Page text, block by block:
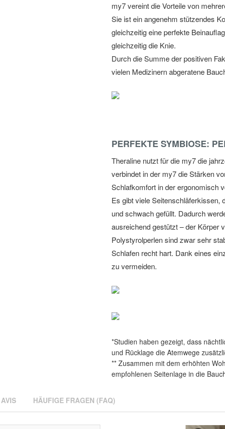
my7 vereint die Vorteile von
Sie ist ein angenehm stützendes
gleichzeitig eine perfekte
gleichzeitig die Knie.
Durch die Summe der positiven
vielen Medizinern abgeratene
PERFEKTE SYMBIOSE:
Theraline nutzt für die my7 die
verbindet in der my7 die Stärken
Schlafkomfort in der ergonomisch
Es gibt viele Seitenschläferkissen,
und schwach gefüllt. Dadurch
ausreichend gestützt – der Körper
Polystyrolperlen sind zwar sehr
Schlafen recht hart. Dank eines
zu vermeiden.
*Studien haben gezeigt, dass
und Rücklage die Atemwege
** Zusammen mit dem erhöhten
empfohlenen Seitenlage in die
AVIS HÄUFIGE FRAGEN (FAQ)